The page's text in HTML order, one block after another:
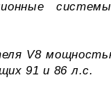
V8
91 и 86 л.с.